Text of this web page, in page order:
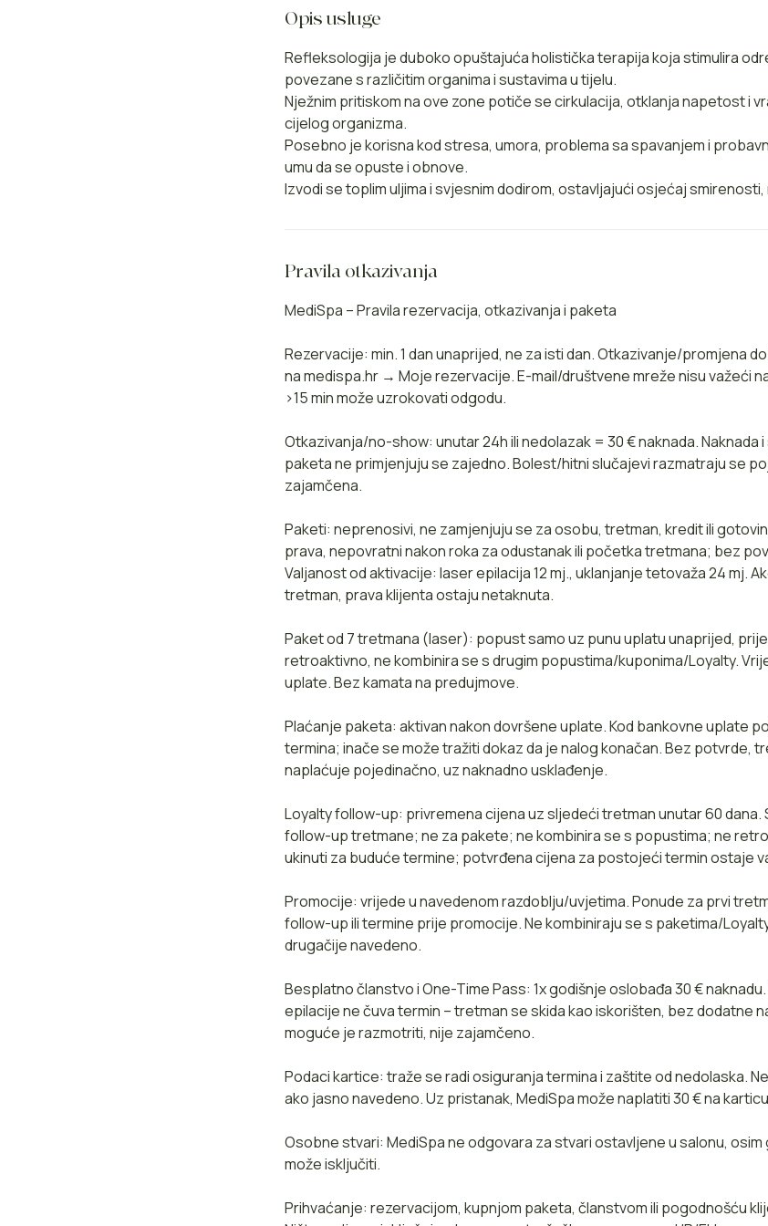
Opis usluge
Refleksologija je duboko opuštajuća holistička terapija koja stimulira
povezane s različitim organima i sustavima u tijelu.
Nježnim pritiskom na ove zone potiče se cirkulacija, otklanja napetost i
cijelog organizma.
Posebno je korisna kod stresa, umora, problema sa spavanjem i
umu da se opuste i obnove.
Izvodi se toplim uljima i svjesnim dodirom, ostavljajući osjećaj
Pravila otkazivanja
MediSpa – Pravila rezervacija, otkazivanja i paketa
Rezervacije: min. 1 dan unaprijed, ne za isti dan. Otkazivanje/promjena
na medispa.hr → Moje rezervacije. E-mail/društvene mreže nisu važeći
>15 min može uzrokovati odgodu.
Otkazivanja/no-show: unutar 24h ili nedolazak = 30 € naknada. Naknada
paketa ne primjenjuju se zajedno. Bolest/hitni slučajevi razmatraju se
zajamčena.
Paketi: neprenosivi, ne zamjenjuju se za osobu, tretman, kredit ili
prava, nepovratni nakon roka za odustanak ili početka tretmana; bez
Valjanost od aktivacije: laser epilacija 12 mj., uklanjanje tetovaža 24 mj.
tretman, prava klijenta ostaju netaknuta.
Paket od 7 tretmana (laser): popust samo uz punu uplatu unaprijed,
retroaktivno, ne kombinira se s drugim popustima/kuponima/Loyalty.
uplate. Bez kamata na predujmove.
Plaćanje paketa: aktivan nakon dovršene uplate. Kod bankovne uplate
termina; inače se može tražiti dokaz da je nalog konačan. Bez potvrde,
naplaćuje pojedinačno, uz naknadno usklađenje.
Loyalty follow-up: privremena cijena uz sljedeći tretman unutar 60 dana.
follow-up tretmane; ne za pakete; ne kombinira se s popustima; ne
ukinuti za buduće termine; potvrđena cijena za postojeći termin ostaje
Promocije: vrijede u navedenom razdoblju/uvjetima. Ponude za prvi
follow-up ili termine prije promocije. Ne kombiniraju se s paketima/
drugačije navedeno.
Besplatno članstvo i One-Time Pass: 1x godišnje oslobađa 30 €
epilacije ne čuva termin – tretman se skida kao iskorišten, bez dodatne
moguće je razmotriti, nije zajamčeno.
Podaci kartice: traže se radi osiguranja termina i zaštite od nedolaska.
ako jasno navedeno. Uz pristanak, MediSpa može naplatiti 30 € na
Osobne stvari: MediSpa ne odgovara za stvari ostavljene u salonu,
može isključiti.
Prihvaćanje: rezervacijom, kupnjom paketa, članstvom ili pogodnošću